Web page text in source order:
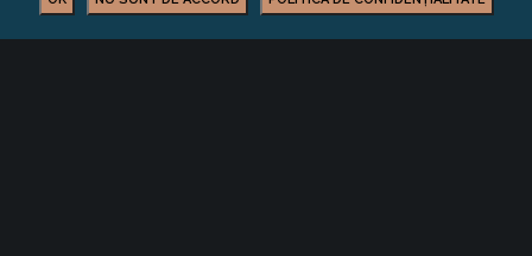
YOU MIGHT ALSO LIKE